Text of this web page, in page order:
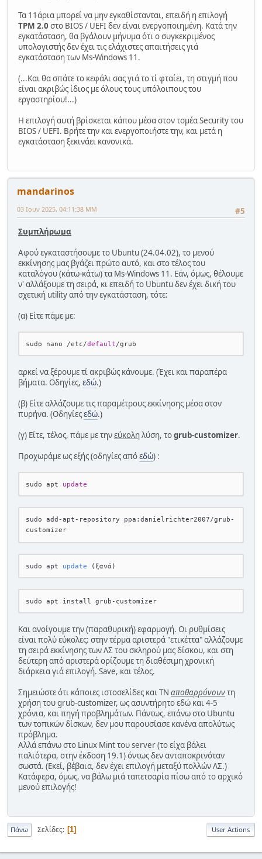
Τα 11άρια μπορεί να μην εγκαθίστανται, επειδή η επιλογή
TPM 2.0 στο BIOS / UEFI δεν είναι ενεργοποιημένη. Κατά την
εγκατάσταση, θα βγάλουν μήνυμα ότι ο συγκεκριμένος
υπολογιστής δεν έχει τις ελάχιστες απαιτήσεις γιά
εγκατάσταση των Ms-Windows 11.
(...Και θα σπάτε το κεφάλι σας γιά το τί φταίει, τη στιγμή που
είναι ακριβώς ίδιος με όλους τους υπόλοιπους του
εργαστηρίου!...)
Η επιλογή αυτή βρίσκεται κάπου μέσα στον τομέα Security του
BIOS / UEFI. Βρήτε την και ενεργοποιήστε την, και μετά η
εγκατάσταση ξεκινάει κανονικά.
mandarinos
#5
03 Ιουν 2025, 04:11:38 ΜΜ
Συμπλήρωμα
Αφού εγκαταστήσουμε το Ubuntu (24.04.02), το μενού
εκκίνησης μας βγάζει πρώτο αυτό, και στο τέλος του
καταλόγου (κάτω-κάτω) τα Ms-Windows 11. Εάν, όμως, θέλουμε
ν' αλλάξουμε τη σειρά, κι επειδή το Ubuntu δεν έχει δική του
σχετική utility από την εγκατάσταση, τότε:
(α) Είτε πάμε με:
sudo nano /etc/default
αρκεί να ξέρουμε τί ακριβώς κάνουμε. (Έχει και παραπέρα
βήματα. Οδηγίες, εδώ.)
(β) Είτε αλλάζουμε τις παραμέτρους εκκίνησης μέσα στον
πυρήνα. (Οδηγίεςεδώ.)
(γ) Είτε, τέλος, πάμε με τηνεύκοληλύση, τοgrub-customizer.
Προχωράμε ως εξής (οδηγίες απόεδώ) :
sudo apt update
sudo add-apt-repository ppa:danielrichter2007/grub-
sudo apt update (ξανά)
Και ανοίγουμε την (παραθυρική) εφαρμογή. Οι ρυθμίσεις
είναι πολύ εύκολες: στην τέρμα αριστερά "ετικέττα" αλλάζουμε
τη σειρά εκκίνησης των ΛΣ του σκληρού μας δίσκου, και στη
δεύτερη από αριστερά ορίζουμε τη διαθέσιμη χρονική
διάρκεια γιά επιλογή. Save, και τέλος.
Σημειώστε ότι κάποιες ιστοσελίδες και ΤΝ αποθαρρύνουντη
χρήση του grub-customizer, ως ασυντήρητο εδώ και 4-5
χρόνια, και πηγή προβλημάτων. Πάντως, επάνω στο Ubuntu
των τοπικών δίσκων, δεν μου παρουσίασε κανένα απολύτως
πρόβλημα.
Αλλά επάνω στο Linux Mint του server (το είχα βάλει
παλιότερα, στην έκδοση 19.1) όντως δεν ανταποκρινόταν
σωστά. (Εκεί, βέβαια, δεν έχει επιλογή μεταξύ πολλών ΛΣ.)
Κατάφερα, όμως, να βάλω μιά ταπετσαρία πίσω από το αρχικό
μενού επιλογής!
Πάνω Σελίδες 1 User Actions